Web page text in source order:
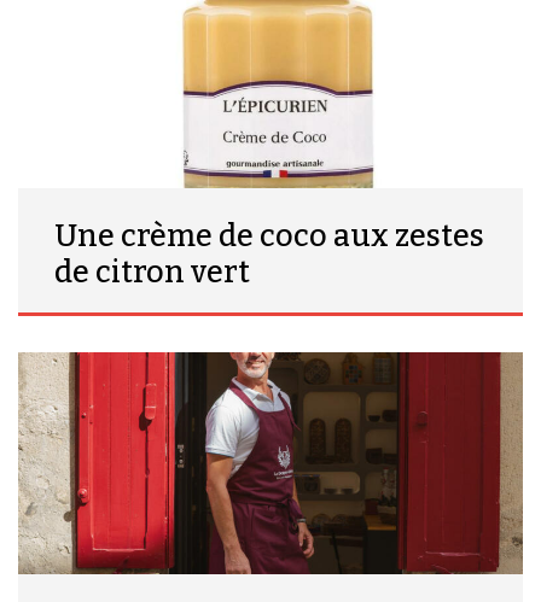
Une crème de coco aux zestes
de citron vert